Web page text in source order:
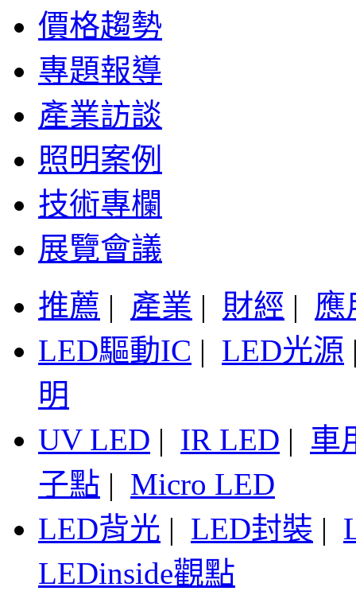
價格趨勢
專題報導
產業訪談
照明案例
技術專欄
展覽會議
推薦 | 產業 | 財經 | 應
LED驅動IC | LED光源
明
UV LED | IR LED | 車
子點 | Micro LED
LED背光 | LED封裝 |
LEDinside觀點